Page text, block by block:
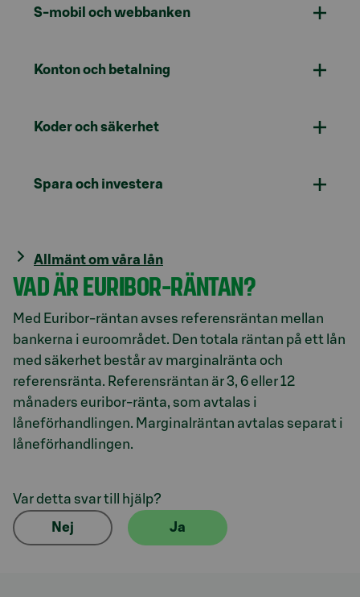
S-mobil och webbanken
Konton och betalning
Koder och säkerhet
Spara och investera
Allmänt om våra lån
VAD ÄR EURIBOR-RÄNTAN?
Med Euribor-räntan avses referensräntan mellan
bankerna i euroområdet. Den totala räntan på ett lån
med säkerhet består av marginalränta och
referensränta. Referensräntan är 3, 6 eller 12
månaders euribor-ränta, som avtalas i
låneförhandlingen. Marginalräntan avtalas separat i
låneförhandlingen.
Var detta svar till hjälp?
Nej Ja